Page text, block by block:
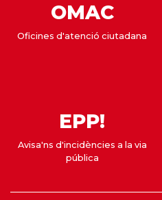
OMAC
Oficines d'atenció ciutadana
EPP!
Avisa'ns d'incidències a la via
pública